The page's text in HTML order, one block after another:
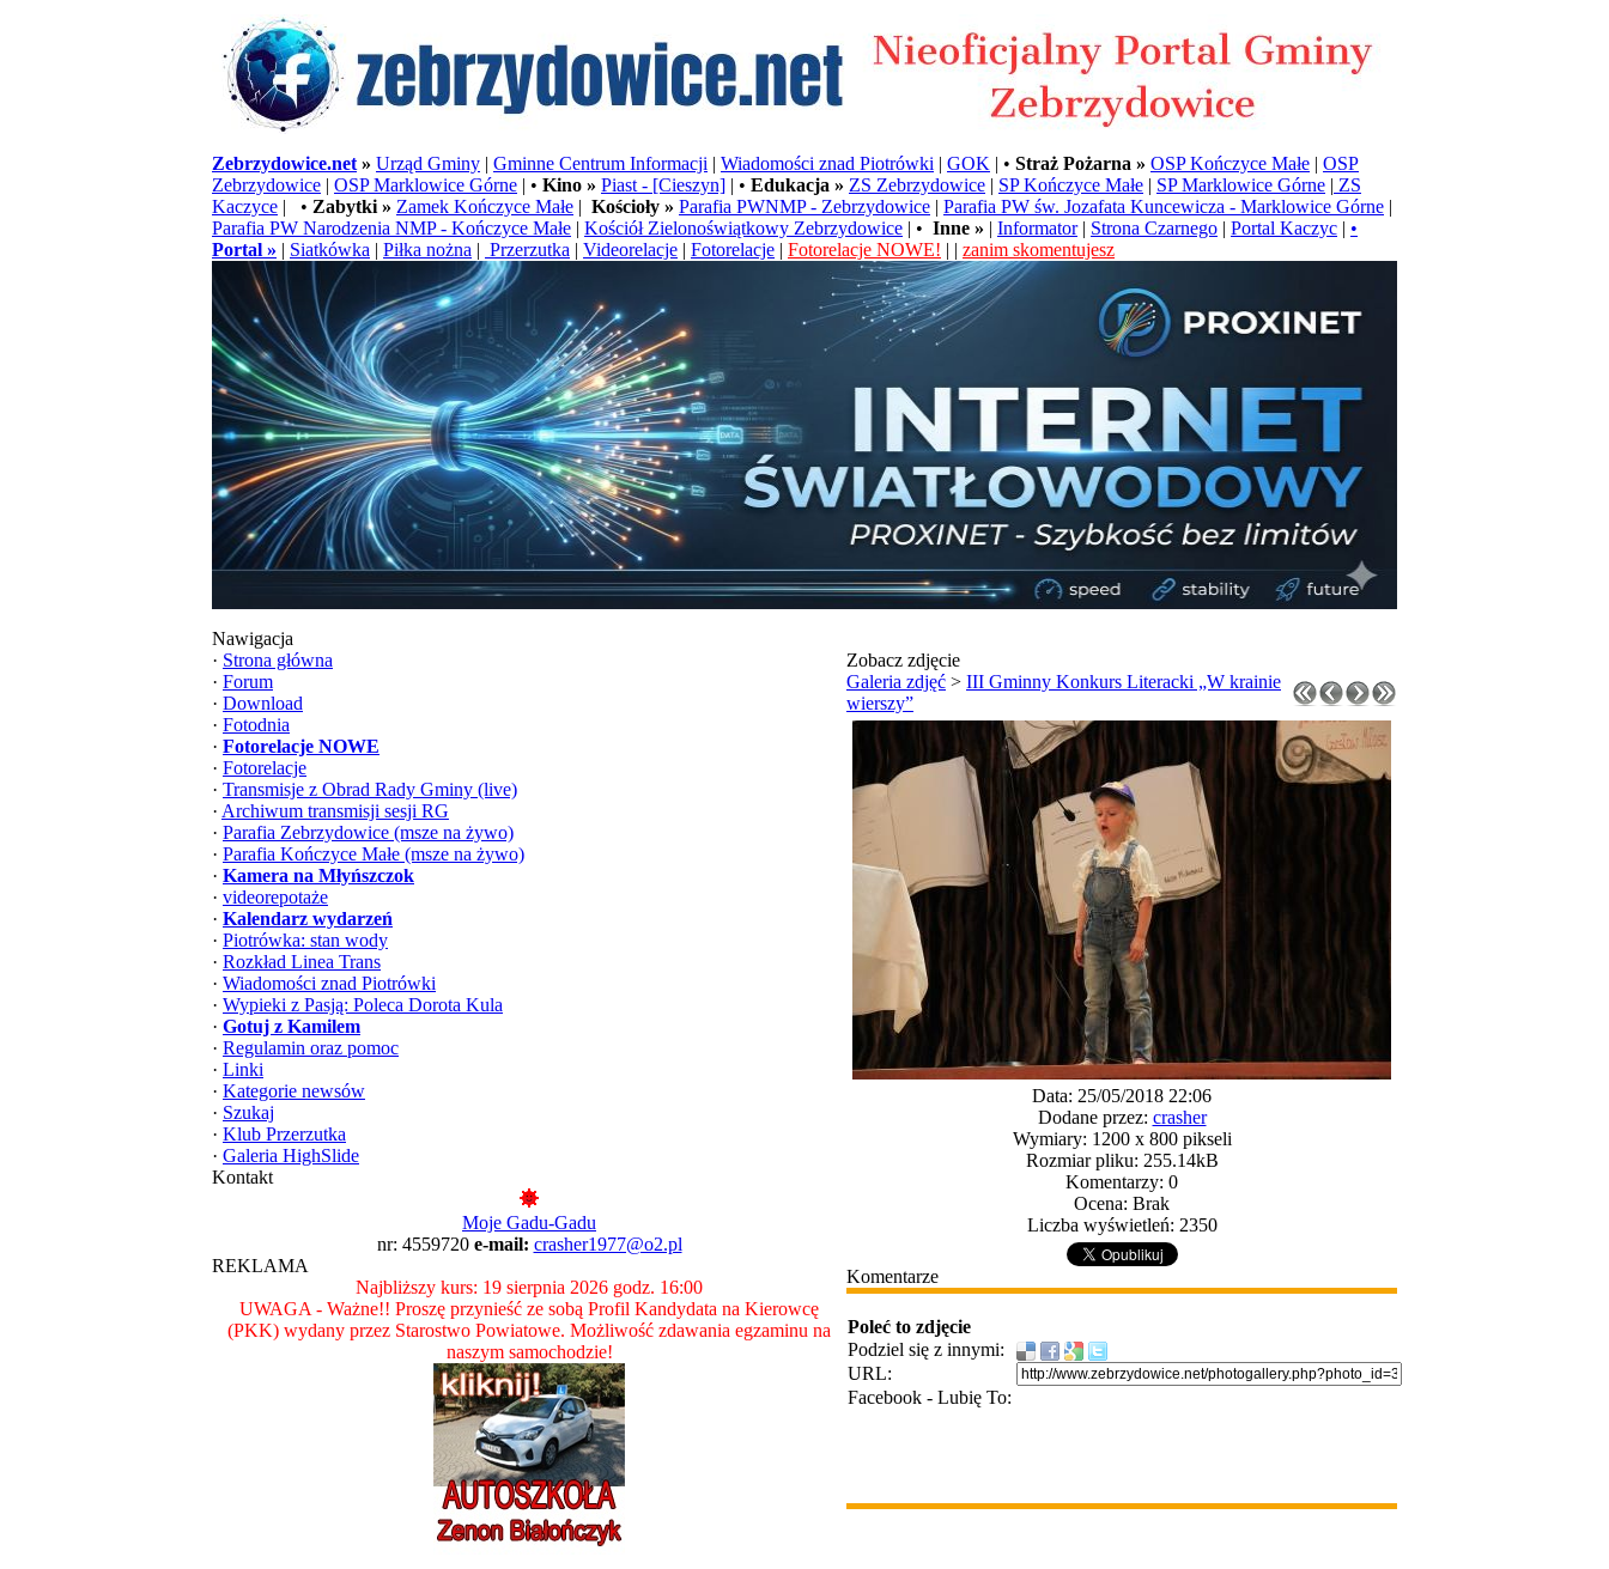
Zebrzydowice.net » Urząd Gminy | Gminne Centrum Informacji | Wiadomości znad Piotrówki | GOK | • Straż Pożarna » OSP Kończyce Małe | OSP
Zebrzydowice | OSP Marklowice Górne | • Kino » Piast - [Cieszyn] | • Edukacja » ZS Zebrzydowice | SP Kończyce Małe | SP Marklowice Górne | ZS
Kaczyce | • Zabytki » Zamek Kończyce Małe | Kościoły » Parafia PWNMP - Zebrzydowice | Parafia PW św. Jozafata Kuncewicza - Marklowice Górne |
Parafia PW Narodzenia NMP - Kończyce Małe | Kościół Zielonoświątkowy Zebrzydowice | • Inne » | Informator| Strona Czarnego | Portal Kaczyc | •
Portal » | Siatkówka | Piłka nożna | Przerzutka | Videorelacje | Fotorelacje | Fotorelacje NOWE! | | zanim skomentujesz
Nawigacja
· Strona główna
· Forum
· Download
· Fotodnia
· Fotorelacje NOWE
· Fotorelacje
· Transmisje z Obrad Rady Gminy (live)
· Archiwum transmisji sesji RG
· Parafia Zebrzydowice (msze na żywo)
· Parafia Kończyce Małe (msze na żywo)
· Kamera na Młyńszczok
· videorepotaże
· Kalendarz wydarzeń
· Piotrówka: stan wody
· Rozkład Linea Trans
· Wiadomości znad Piotrówki
· Wypieki z Pasją: Poleca Dorota Kula
· Gotuj z Kamilem
· Regulamin oraz pomoc
· Linki
· Kategorie newsów
· Szukaj
· Klub Przerzutka
· Galeria HighSlide
Kontakt
Moje Gadu-Gadu
nr: 4559720 e-mail: crasher1977@o2.pl
REKLAMA
Najbliższy kurs: 19 sierpnia 2026 godz. 16:00
UWAGA - Ważne!! Proszę przynieść ze sobą Profil Kandydata na Kierowcę
(PKK) wydany przez Starostwo Powiatowe. Możliwość zdawania egzaminu na
naszym samochodzie!
Zobacz zdjęcie
Galeria zdjęć > III Gminny Konkurs Literacki „W krainie
wierszy”
Data: 25/05/2018 22:06
Dodane przez: crasher
Wymiary: 1200 x 800 pikseli
Rozmiar pliku: 255.14kB
Komentarzy: 0
Ocena: Brak
Liczba wyświetleń: 2350
Komentarze
Poleć to zdjęcie
Podziel się z innymi:
URL:
Facebook - Lubię To: